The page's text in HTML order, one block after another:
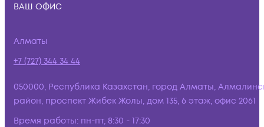
ВАШ ОФИС
Алматы
+7 (727) 344 34 44
050000, Республика Казахстан, город Алматы,
район, проспект Жибек Жолы, дом 135, 6 этаж, офис 2061
Время работы: пн-пт, 8:30 - 17:30